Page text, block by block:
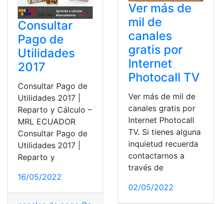
Consultar
Pago de
Utilidades
2017
Consultar Pago de
Utilidades 2017 |
Reparto y Cálculo –
MRL ECUADOR
Consultar Pago de
Utilidades 2017 |
Reparto y
16/05/2022
Ver más de
mil de
canales
gratis por
Internet
Photocall TV
Ver más de mil de
canales gratis por
Internet Photocall
TV. Si tienes alguna
inquietud recuerda
contactarnos a
través de
02/05/2022